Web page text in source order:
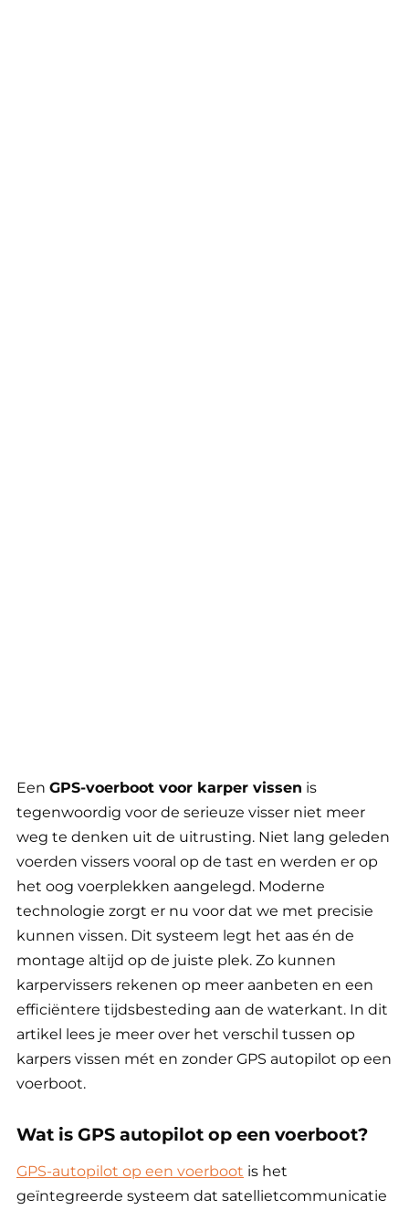
Een GPS-voerboot voor karper vissen is
tegenwoordig voor de serieuze visser niet meer
weg te denken uit de uitrusting. Niet lang geleden
voerden vissers vooral op de tast en werden er op
het oog voerplekken aangelegd. Moderne
technologie zorgt er nu voor dat we met precisie
kunnen vissen. Dit systeem legt het aas én de
montage altijd op de juiste plek. Zo kunnen
karpervissers rekenen op meer aanbeten en een
efficiëntere tijdsbesteding aan de waterkant. In dit
artikel lees je meer over het verschil tussen op
karpers vissen mét en zonder GPS autopilot op een
voerboot.
Wat is GPS autopilot op een voerboot?
GPS-autopilot op een voerboot is het
geïntegreerde systeem dat satellietcommunicatie